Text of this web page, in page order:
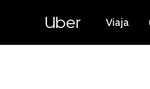
contenido
principal
Uber Viaja